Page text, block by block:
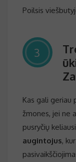
Poilsis
3
Kas gali geriau
žmones, jei ne
pusryčių
augintojus,